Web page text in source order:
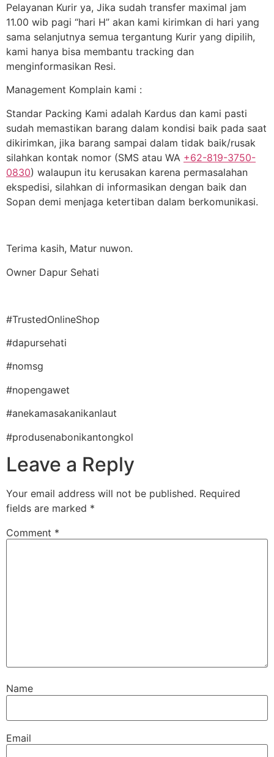
Pelayanan Kurir ya, Jika sudah transfer maximal jam
11.00 wib pagi “hari H” akan kami kirimkan di hari yang
sama selanjutnya semua tergantung Kurir yang dipilih,
kami hanya bisa membantu tracking dan
menginformasikan Resi.
Management Komplain kami :
Standar Packing Kami adalah Kardus dan kami pasti
sudah memastikan barang dalam kondisi baik pada saat
dikirimkan, jika barang sampai dalam tidak baik/rusak
silahkan kontak nomor (SMS atau WA +62-819-3750-
0830) walaupun itu kerusakan karena permasalahan
ekspedisi, silahkan di informasikan dengan baik dan
Sopan demi menjaga ketertiban dalam berkomunikasi.
Terima kasih, Matur nuwon.
Owner Dapur Sehati
#TrustedOnlineShop
#dapursehati
#nomsg
#nopengawet
#anekamasakanikanlaut
#produsenabonikantongkol
Leave a Reply
Your email address will not be published. Required
fields are marked *
Comment *
Name
Email